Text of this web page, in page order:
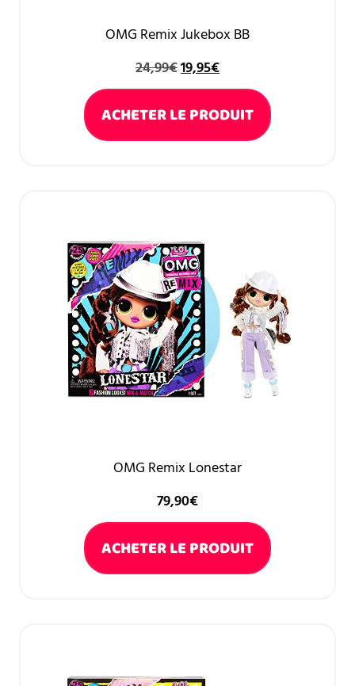
OMG Remix Jukebox BB
24,99€19,95€
ACHETER LE PRODUIT
OMG Remix Lonestar
79,90€
ACHETER LE PRODUIT